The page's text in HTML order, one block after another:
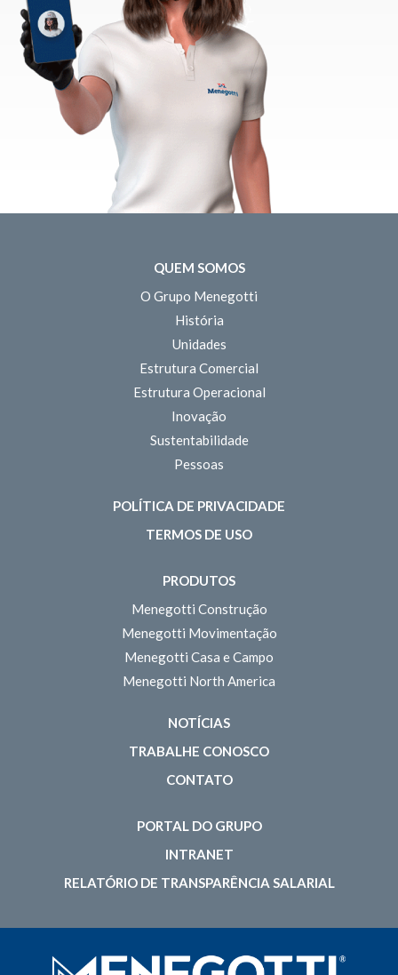
QUEM SOMOS
O Grupo Menegotti
História
Unidades
Estrutura Comercial
Estrutura Operacional
Inovação
Sustentabilidade
Pessoas
POLÍTICA DE PRIVACIDADE
TERMOS DE USO
PRODUTOS
Menegotti Construção
Menegotti Movimentação
Menegotti Casa e Campo
Menegotti North America
NOTÍCIAS
TRABALHE CONOSCO
CONTATO
PORTAL DO GRUPO
INTRANET
RELATÓRIO DE TRANSPARÊNCIA SALARIAL